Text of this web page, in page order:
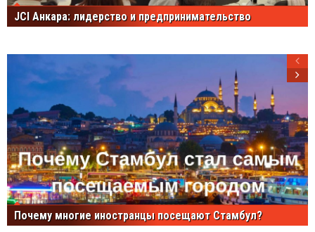
JCI Анкара: лидерство и предпринимательство
Почему многие иностранцы посещают Стамбул?